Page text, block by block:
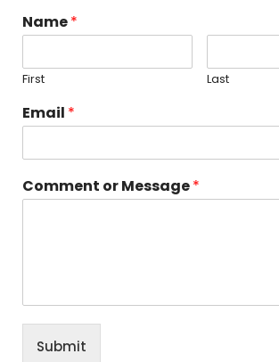
Name*
First Last
Email *
Comment or Message*
Submit